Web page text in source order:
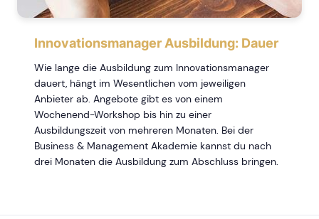
Innovationsmanager Ausbildung: Dauer
Wie lange die Ausbildung zum Innovationsmanager
dauert, hängt im Wesentlichen vom jeweiligen
Anbieter ab. Angebote gibt es von einem
Wochenend-Workshop bis hin zu einer
Ausbildungszeit von mehreren Monaten. Bei der
Business & Management Akademie kannst du nach
drei Monaten die Ausbildung zum Abschluss bringen.